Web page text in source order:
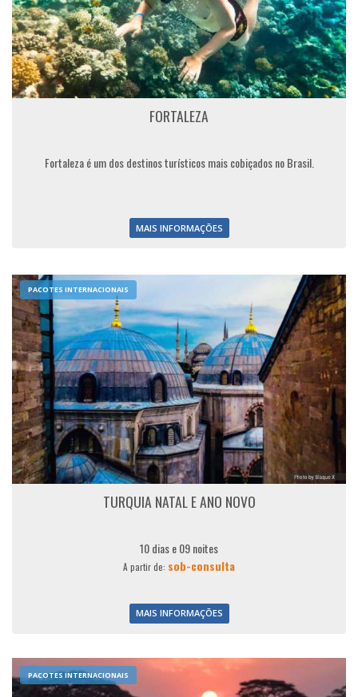
FORTALEZA
Fortaleza é um dos destinos turísticos mais cobiçados no Brasil.
MAIS INFORMAÇÕES
PACOTES INTERNACIONAIS
TURQUIA NATAL E ANO NOVO
10 dias e 09 noites
A partir de: sob-consulta
MAIS INFORMAÇÕES
PACOTES INTERNACIONAIS